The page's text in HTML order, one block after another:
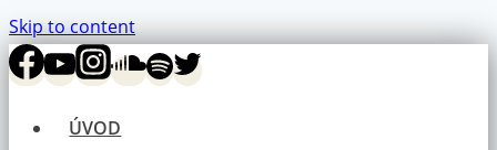
Skip to content
ÚVOD